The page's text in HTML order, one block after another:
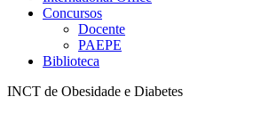
Concursos
Docente
PAEPE
Biblioteca
INCT de Obesidade e Diabetes